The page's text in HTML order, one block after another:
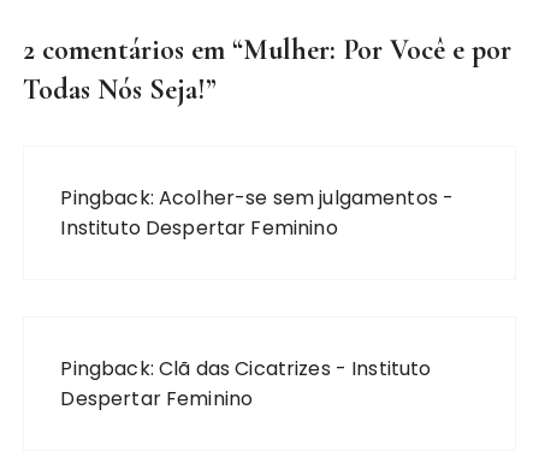
2 comentários em “Mulher: Por Você e por
Todas Nós Seja!”
Pingback: Acolher-se sem julgamentos -
Instituto Despertar Feminino
Pingback: Clã das Cicatrizes - Instituto
Despertar Feminino